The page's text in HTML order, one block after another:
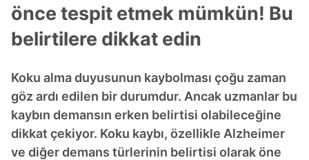
önce tespit etmek mümkün! Bu
belirtilere dikkat edin
Koku alma duyusunun kaybolması çoğu zaman
göz ardı edilen bir durumdur. Ancak uzmanlar bu
kaybın demansın erken belirtisi olabileceğine
dikkat çekiyor. Koku kaybı, özellikle Alzheimer
ve diğer demans türlerinin belirtisi olarak öne